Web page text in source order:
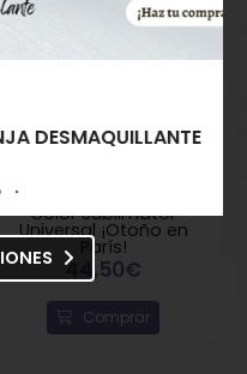
Nee Make Up Milano
Magic Trousse 3 in 1
43,30€
Comprar